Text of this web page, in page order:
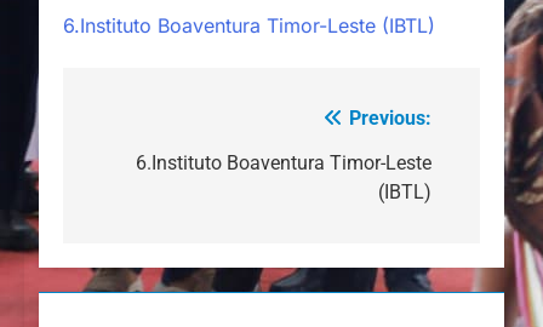
6.Instituto Boaventura Timor-Leste (IBTL)
Previous:
6.Instituto Boaventura Timor-Leste
(IBTL)